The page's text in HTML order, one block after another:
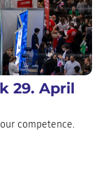
29. April
competence.